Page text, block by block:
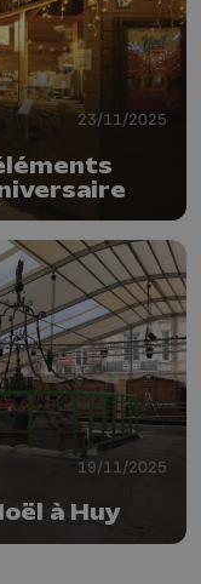
23/11/2025
19/11/2025
à Huy